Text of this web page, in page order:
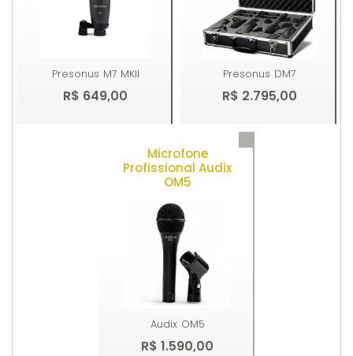
Presonus M7 MKII
R$ 649,00
Comprar
Presonus DM7
R$ 2.795,00
Comprar
Microfone
Profissional Audix
OM5
Audix OM5
R$ 1.590,00